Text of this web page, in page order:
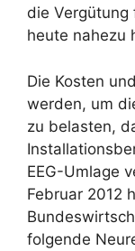
die Vergütung
heute nahezu
Die Kosten
werden, um
zu belasten,
EEG-Umlage
Februar 2012
folgende